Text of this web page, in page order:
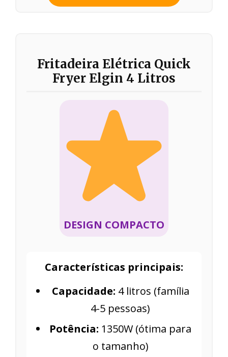
Fritadeira Elétrica Quick
Fryer Elgin 4 Litros
DESIGN COMPACTO
Características principais:
Capacidade: 4 litros (família
4-5 pessoas)
Potência: 1350W (ótima para
o tamanho)